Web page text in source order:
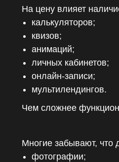
На цену влияет
калькуляторов;
квизов;
анимаций;
личных кабинетов;
онлайн-записи;
мультилендингов.
Чем сложнее
Многие забывают, что
фотографии;